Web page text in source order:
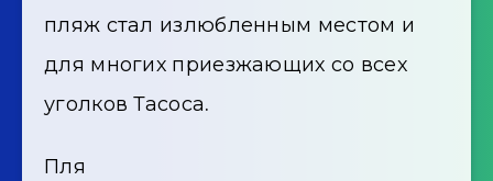
пляж стал излюбленным местом и
для многих приезжающих со всех
уголков Тасоса.
Пля